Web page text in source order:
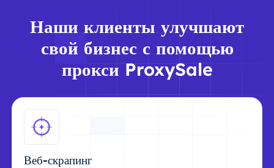
Наши клиенты улучшают
свой бизнес с помощью
прокси ProxySale
Веб-скрапинг